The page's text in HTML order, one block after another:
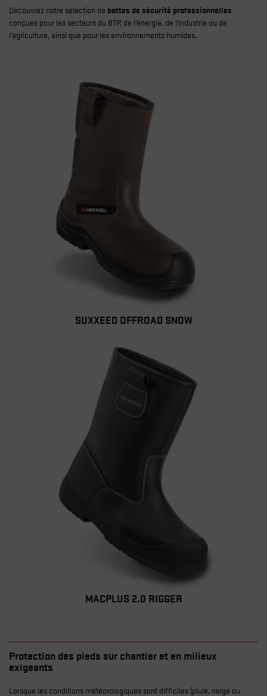
Découvrez notre sélection de bottes de sécurité professionnelles
conçues pour les secteurs du BTP, de l’énergie, de l’industrie ou de
l’agriculture, ainsi que pour les environnements humides.
SUXXEED OFFROAD SNOW
MACPLUS 2.0 RIGGER
Protection des pieds sur chantier et en milieux
exigeants
Lorsque les conditions météorologiques sont difficiles (pluie, neige ou